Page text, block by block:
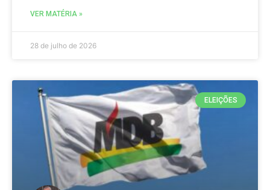
VER MATÉRIA »
28 de julho de 2026
ELEIÇÕES